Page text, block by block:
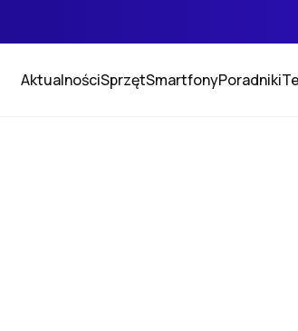
AktualnościSprzętSmartfonyPoradniki